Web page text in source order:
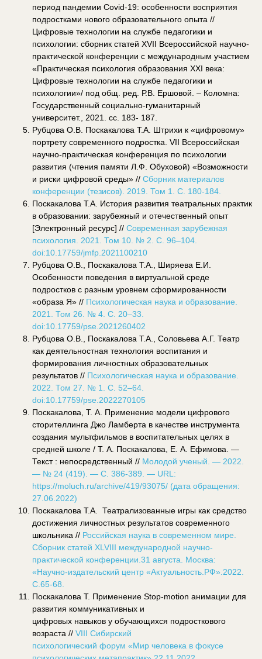
период пандемии Covid-19: особенности восприятия
подростками нового образовательного опыта //
Цифровые технологии на службе педагогики и
психологии: сборник статей XVII Всероссийской научно-
практической конференции с международным участием
«Практическая психология образования XXI века:
Цифровые технологии на службе педагогики и
психологии»/ под общ. ред. Р.В. Ершовой. – Коломна:
Государственный социально-гуманитарный
университет., 2021. сс. 183- 187.
Рубцова О.В. Поскакалова Т.А. Штрихи к «цифровому»
портрету современного подростка. VII Всероссийская
научно-практическая конференция по психологии
развития (чтения памяти Л.Ф. Обуховой) «Возможности
и риски цифровой среды» // Сборник материалов
конференции (тезисов). 2019. Том 1. С. 180-184.
Поскакалова Т.А. История развития театральных практик
в образовании: зарубежный и отечественный опыт
[Электронный ресурс] // Современная зарубежная
психология. 2021. Том 10. № 2. С. 96–104.
doi:10.17759/jmfp.2021100210
Рубцова О.В., Поскакалова Т.А., Ширяева Е.И.
Особенности поведения в виртуальной среде
подростков с разным уровнем сформированности
«образа Я» // Психологическая наука и образование.
2021. Том 26. № 4. С. 20–33.
doi:10.17759/pse.2021260402
Рубцова О.В., Поскакалова Т.А., Соловьева А.Г. Театр
как деятельностная технология воспитания и
формирования личностных образовательных
результатов // Психологическая наука и образование.
2022. Том 27. № 1. С. 52–64.
doi:10.17759/pse.2022270105
Поскакалова, Т. А. Применение модели цифрового
сторителлинга Джо Ламберта в качестве инструмента
создания мультфильмов в воспитательных целях в
средней школе / Т. А. Поскакалова, Е. А. Ефимова. —
Текст : непосредственный // Молодой ученый. — 2022.
— № 24 (419). — С. 386-389. — URL:
https://moluch.ru/archive/419/93075/ (дата обращения:
27.06.2022)
Поскакалова Т.А. Театрализованные игры как средство
достижения личностных результатов современного
школьника // Российская наука в современном мире.
Сборник статей XLVIII международной научно-
практической конференции.31 августа. Москва:
«Научно-издательский центр «Актуальность.РФ».2022.
С.65-68.
Поскакалова Т. Применение Stop-motion анимации для
развития коммуникативных и
цифровых навыков у обучающихся подросткового
возраста // VIII Сибирский
психологический форум «Мир человека в фокусе